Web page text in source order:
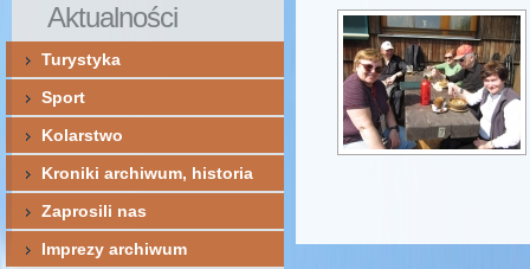
Aktualności
Turystyka
Sport
Kolarstwo
Kroniki archiwum, historia
Zaprosili nas
Imprezy archiwum